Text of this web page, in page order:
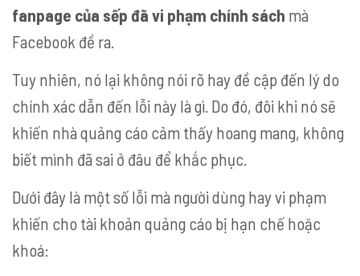
fanpage của sếp đã vi phạm chính sách mà
Facebook đề ra.
Tuy nhiên, nó lại không nói rõ hay đề cập đến lý do
chính xác dẫn đến lỗi này là gì. Do đó, đôi khi nó sẽ
khiến nhà quảng cáo cảm thấy hoang mang, không
biết mình đã sai ở đâu để khắc phục.
Dưới đây là một số lỗi mà người dùng hay vi phạm
khiến cho tài khoản quảng cáo bị hạn chế hoặc
khoá: